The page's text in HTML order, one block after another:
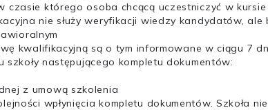
którego osoba chcącą uczestniczyć w
nie służy weryfikacji wiedzy kandydatów,
kwalifikacyjną są o tym informowane w ciągu 7
następującego kompletu dokumentów:
z umową szkolenia
wpłynięcia kompletu dokumentów. Szkoła